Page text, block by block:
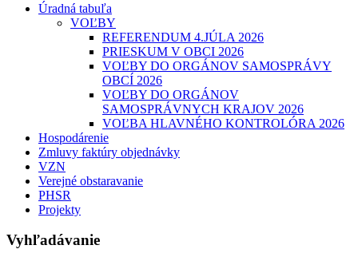
Úradná tabuľa
VOĽBY
REFERENDUM 4.JÚLA 2026
PRIESKUM V OBCI 2026
VOĽBY DO ORGÁNOV SAMOSPRÁVY
OBCÍ 2026
VOĽBY DO ORGÁNOV
SAMOSPRÁVNYCH KRAJOV 2026
VOĽBA HLAVNÉHO KONTROLÓRA 2026
Hospodárenie
Zmluvy faktúry objednávky
VZN
Verejné obstaravanie
PHSR
Projekty
Vyhľadávanie